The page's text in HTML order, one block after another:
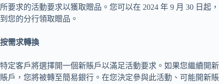
所要求的活動要求以獲取贈品。您可以在 2024 年 9 月 30 日起，
到您的分行領取贈品。
按需求轉換
特定客戶將選擇開一個新賬戶以滿足活動要求。如果您繼續開新
賬戶，您將被轉至簡易銀行。在您決定參與此活動、可能開新賬